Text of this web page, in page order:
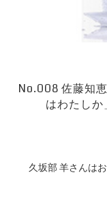
No.008 佐藤知
はわたしか
久坂部 羊さんは